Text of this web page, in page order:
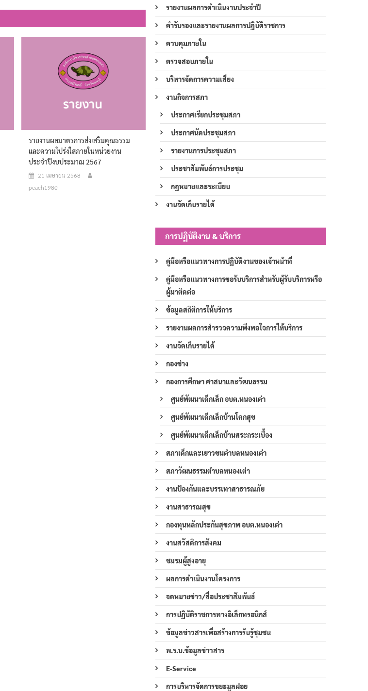
รายงานผลมาตรการส่งเสริมคุณธรรม
และความโปร่งใสภายในหน่วยงาน
ประจำปีงบประมาณ 2567
21 เมษายน 2568
peach1980
รายงานผลการดำเนินงานประจำปี
คำรับรองและรายงานผลการปฏิบัติราชการ
ควบคุมภายใน
ตรวจสอบภายใน
บริหารจัดการความเสี่ยง
งานกิจการสภา
ประกาศเรียกประชุมสภา
ประกาศนัดประชุมสภา
รายงานการประชุมสภา
ประชาสัมพันธ์การประชุม
กฎหมายและระเบียบ
งานจัดเก็บรายได้
การปฏิบัติงาน & บริการ
คู่มือหรือแนวทางการปฏิบัติงานของเจ้าหน้าที่
คู่มือหรือแนวทางการขอรับบริการสำหรับผู้รับบริการหรือ
ผู้มาติดต่อ
ข้อมูลสถิติการให้บริการ
รายงานผลการสำรวจความพึงพอใจการให้บริการ
งานจัดเก็บรายได้
กองช่าง
กองการศึกษา ศาสนาและวัฒนธรรม
ศูนย์พัฒนาเด็กเล็ก อบต.หนองเต่า
ศูนย์พัฒนาเด็กเล็กบ้านโคกสุข
ศูนย์พัฒนาเด็กเล็กบ้านสระกระเบื้อง
สภาเด็กและเยาวชนตำบลหนองเต่า
สภาวัฒนธรรมตำบลหนองเต่า
งานป้องกันและบรรเทาสาธารณภัย
งานสาธารณสุข
กองทุนหลักประกันสุขภาพ อบต.หนองเต่า
งานสวัสดิการสังคม
ชมรมผู้สูงอายุ
ผลการดำเนินงานโครงการ
จดหมายข่าว/สื่อประชาสัมพันธ์
การปฏิบัติราชการทางอิเล็กทรอนิกส์
ข้อมูลข่าวสารเพื่อสร้างการรับรู้ชุมชน
พ.ร.บ.ข้อมูลข่าวสาร
E-Service
การบริหารจัดการขยะมูลฝอย